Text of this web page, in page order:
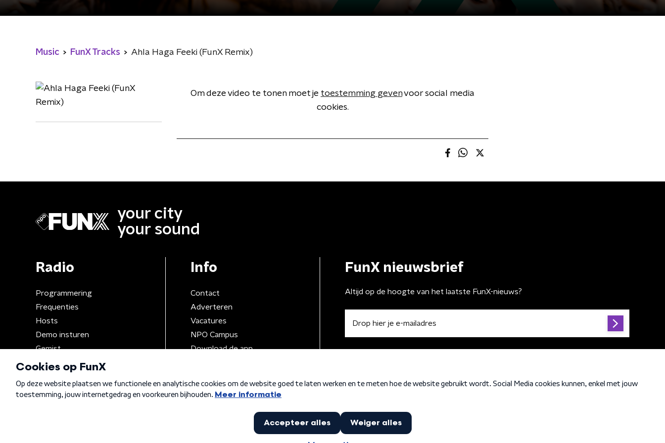
Music FunX Tracks Ahla Haga Feeki (FunX Remix)
Om deze video te tonen moet je toestemming gevenvoor social media
cookies.
your city
your sound
Radio
Programmering
Frequenties
Hosts
Demo insturen
Gemist
Info
Contact
Adverteren
Vacatures
NPO Campus
Download de app
FunX nieuwsbrief
Altijd op de hoogte van het laatste FunX-nieuws?
Algemene voorwaarden Privacybeleid